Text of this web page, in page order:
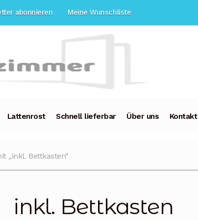
abonnieren Meine Wunschliste
Lattenrost Schnell lieferbar Über uns Kontakt
„inkl. Bettkasten“
inkl. Bettkasten